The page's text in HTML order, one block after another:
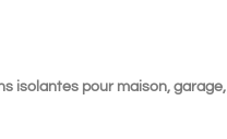
isolantes pour maison, garage,